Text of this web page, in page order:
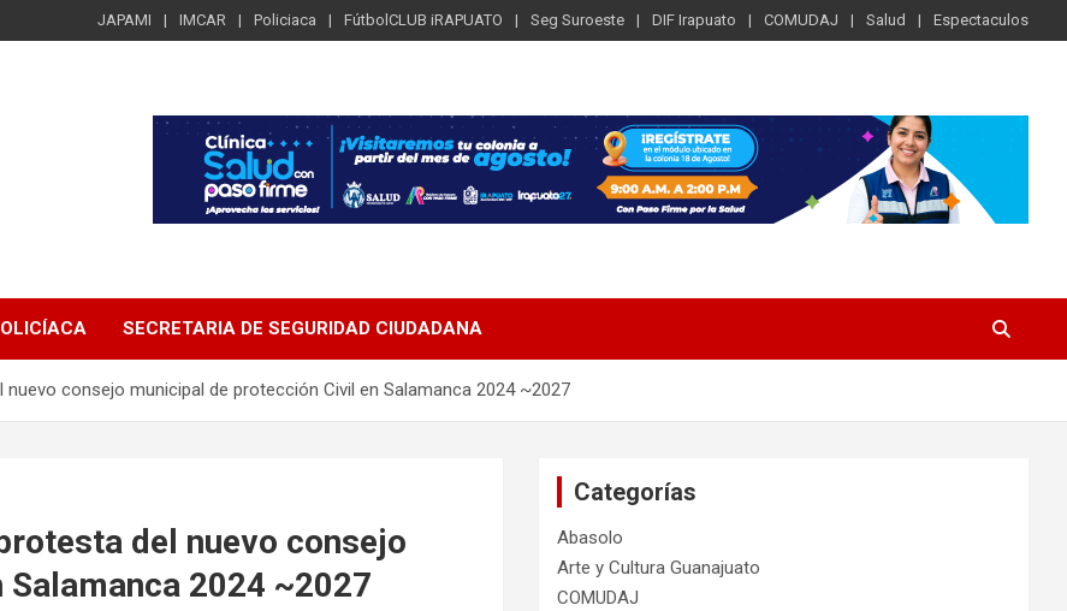
JAPAMI IMCAR Policiaca FútbolCLUB iRAPUATO Seg Suroeste DIF Irapuato COMUDAJ Salud Espectaculos
SECRETARIA DE SEGURIDAD CIUDADANA
consejo municipal de protección Civil en Salamanca 2024 ~2027
del nuevo consejo
2024 ~2027
Categorías
Abasolo
Arte y Cultura Guanajuato
COMUDAJ